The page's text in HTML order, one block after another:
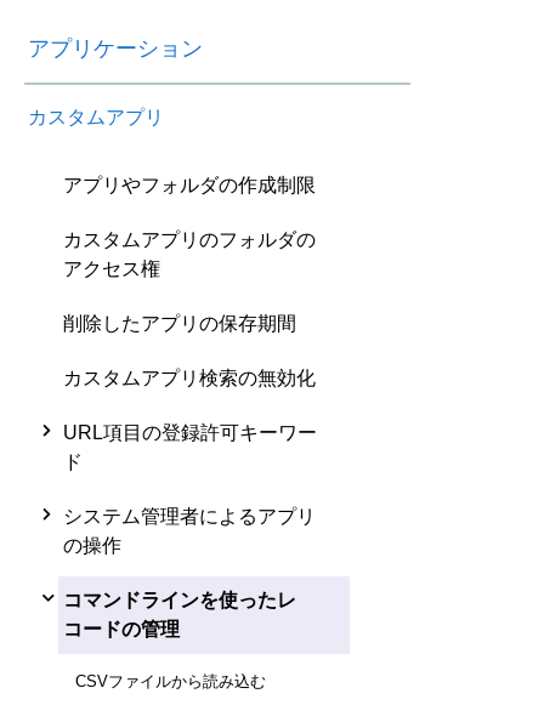
アプリケーション
カスタムアプリ
アプリやフォルダの作成制限
カスタムアプリのフォルダの
アクセス権
削除したアプリの保存期間
カスタムアプリ検索の無効化
URL項目の登録許可キーワー
ド
システム管理者によるアプリ
の操作
コマンドラインを使ったレ
コードの管理
CSVファイルから読み込む